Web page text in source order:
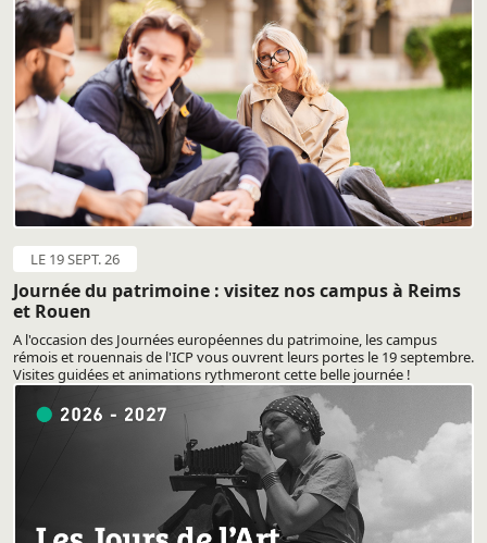
LE 19 SEPT. 26
Journée du patrimoine : visitez nos campus à Reims
et Rouen
A l'occasion des Journées européennes du patrimoine, les campus
rémois et rouennais de l'ICP vous ouvrent leurs portes le 19 septembre.
Visites guidées et animations rythmeront cette belle journée !